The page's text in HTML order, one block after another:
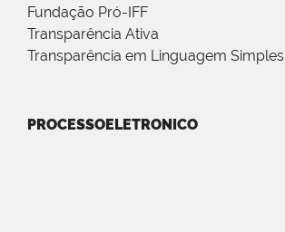
Fundação Pró-IFF
Transparência Ativa
Transparência em Linguagem Simples
PROCESSOELETRONICO